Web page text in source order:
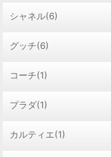
シャネル(6)
グッチ(6)
コーチ(1)
プラダ(1)
カルティエ(1)